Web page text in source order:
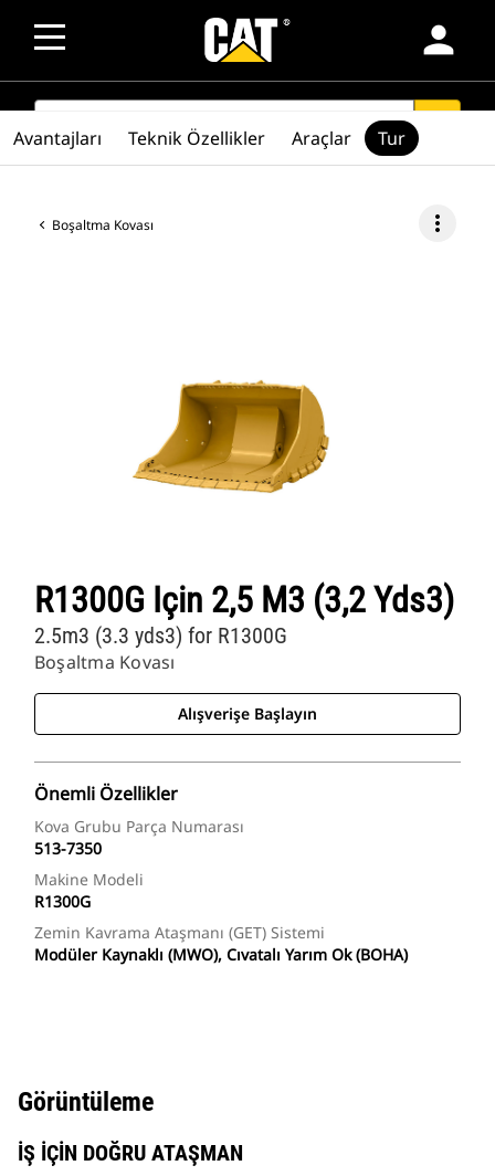
person
SEARCH
Boşaltma Kovası more_vert
R1300G Için 2,5 M3 (3,2 Yds3)
Boşaltma Kovası
2.5m3 (3.3 yds3) for R1300G
Alışverişe Başlayın
Önemli Özellikler
Kova Grubu Parça Numarası
513-7350
Makine Modeli
R1300G
Zemin Kavrama Ataşmanı (GET) Sistemi
Modüler Kaynaklı (MWO), Cıvatalı Yarım Ok (BOHA)
Avantajları Teknik Özellikler Araçlar Tur
Görüntüleme
İŞ İÇİN DOĞRU ATAŞMAN